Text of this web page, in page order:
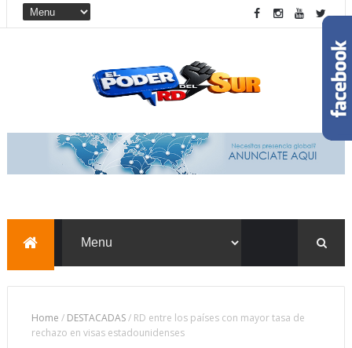
Home / DESTACADAS/ RD entre los países con mayor tasa de
rechazo en visas estadounidenses